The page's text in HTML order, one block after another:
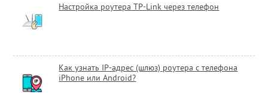
Настройка роутера TP-Link через телефон
Как узнать IP-адрес (шлюз) роутера с телефона
iPhone или Android?